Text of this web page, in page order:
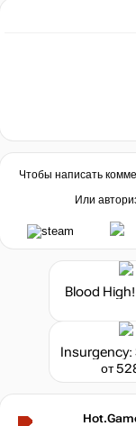
Чтобы написать
Или
Blood High!
от